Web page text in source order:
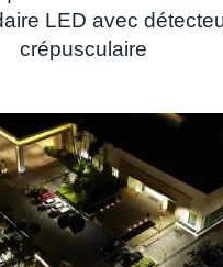
LED avec
crépusculaire